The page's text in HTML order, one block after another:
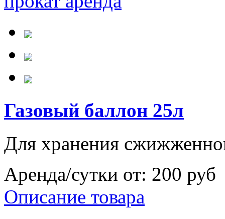
Газовый баллон 25л
Для хранения
Аренда/сутки от: 200 руб
Описание товара